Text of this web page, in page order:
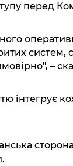
перед
–
інтегрує